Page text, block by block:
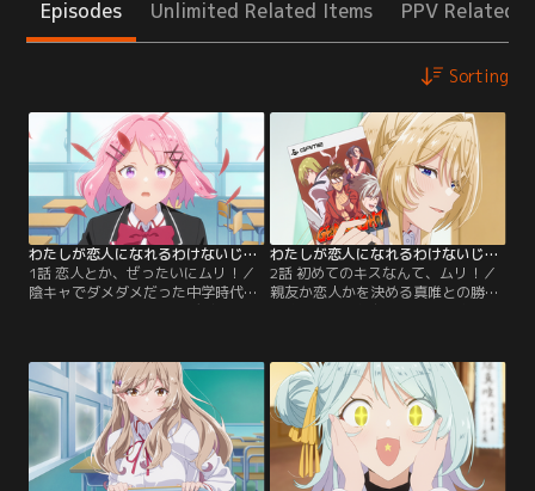
Episodes Unlimited Related Items PPV Related
Sorting
わたしが恋人になれるわけないじゃん、ムリムリ！（※ムリじゃなかった！？） 第01話
1話 恋人とか、ぜったいにムリ！／
陰キャでダメダメだった中学時代か
らの脱出を目指し、高校デビューし
功！ と思ったのも束の間、根が陰キ
ャなままのれな子はすぐ限界を迎え
てしまう。さらには、学園のスパダ
リと呼ばれる王塚真唯に告白されち
ゃって----！？
わたしが恋人になれるわけないじゃん、ムリムリ！（※ムリじゃなかった！？） 第02話
2話 初めてのキスなんて、ムリ！／
親友か恋人かを決める真唯との勝負
が始まった。親友として甘織家を訪
は恋人になりたい想いを一層強くし
ているみたい。何とか真唯に親友の
素晴らしさをわからせなきゃ！ とい
うことで週末に2人でお出かけして
盛り上がるんだけど、突然の土砂降
りの雨で…。